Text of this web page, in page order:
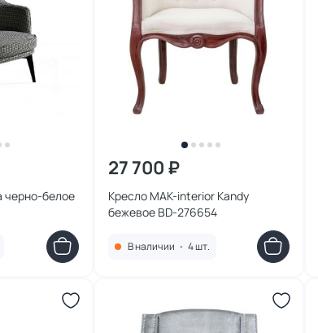
черно-белое
27 700 ₽
Кресло MAK-interior Kandy
бежевое BD-276654
В наличии • 4 шт.